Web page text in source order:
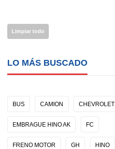
Limpiar todo
LO MÁS BUSCADO
BUS CAMION CHEVROLET
EMBRAGUE HINO AK FC
FRENO MOTOR GH HINO